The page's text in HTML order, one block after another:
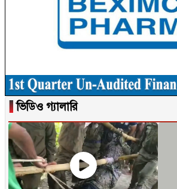
▐ভিডিও গ্যালারি